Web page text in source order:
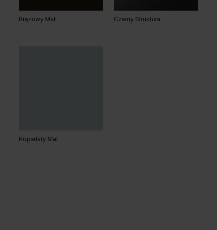
Brązowy Mat Czarny Struktura
Popielaty Mat